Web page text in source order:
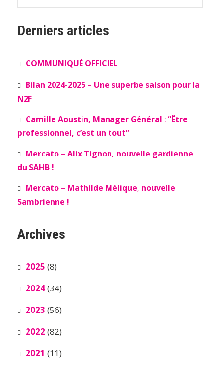
Derniers articles
COMMUNIQUÉ OFFICIEL
Bilan 2024-2025 – Une superbe saison pour la
N2F
Camille Aoustin, Manager Général : “Être
professionnel, c’est un tout”
Mercato – Alix Tignon, nouvelle gardienne
du SAHB !
Mercato – Mathilde Mélique, nouvelle
Sambrienne !
Archives
2025 (8)
2024(34)
2023 (56)
2022 (82)
2021 (11)